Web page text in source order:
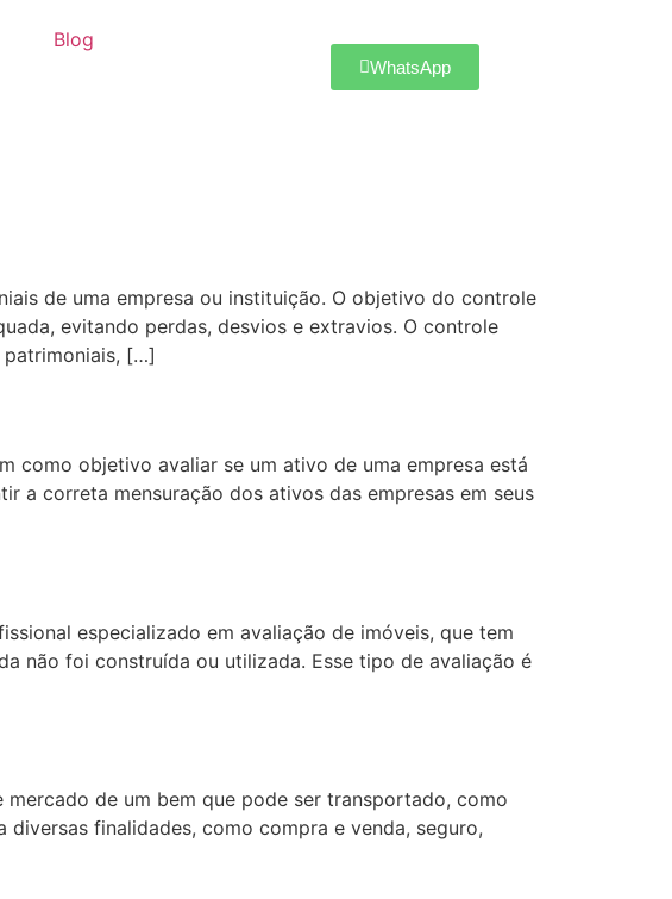
Blog
WhatsApp
de uma empresa ou instituição. O objetivo do controle
evitando perdas, desvios e extravios. O controle
patrimoniais, […]
como objetivo avaliar se um ativo de uma empresa está
a correta mensuração dos ativos das empresas em seus
especializado em avaliação de imóveis, que tem
não foi construída ou utilizada. Esse tipo de avaliação é
de um bem que pode ser transportado, como
finalidades, como compra e venda, seguro,